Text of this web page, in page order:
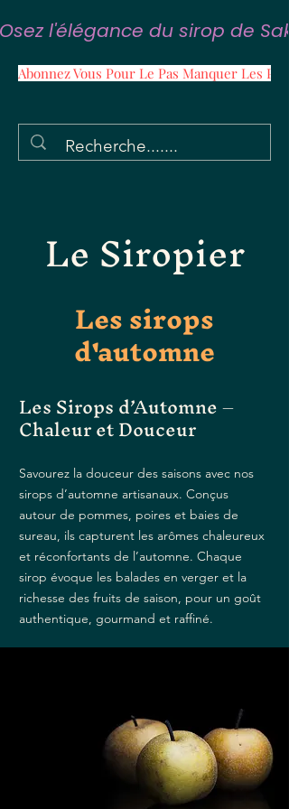
Osez l'élégance du sirop de
Abonnez Vous Pour Le Pas Manquer Les
Le Siropier
Les sirops
d'automne
Les Sirops d’Automne –
Chaleur et Douceur
Savourez la douceur des saisons avec nos
sirops d’automne artisanaux. Conçus
autour de pommes, poires et baies de
sureau, ils capturent les arômes chaleureux
et réconfortants de l’automne. Chaque
sirop évoque les balades en verger et la
richesse des fruits de saison, pour un goût
authentique, gourmand et raffiné.